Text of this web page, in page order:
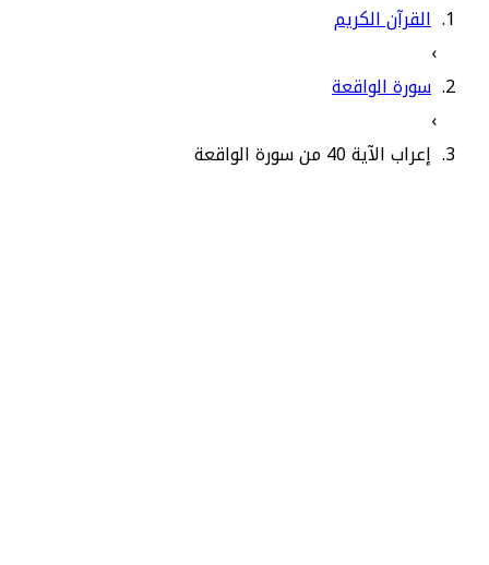
القرآن الكريم
›
سورة الواقعة
›
إعراب الآية 40 من سورة الواقعة